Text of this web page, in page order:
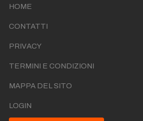
HOME
CONTATTI
PRIVACY
TERMINI E CONDIZIONI
MAPPA DEL SITO
LOGIN